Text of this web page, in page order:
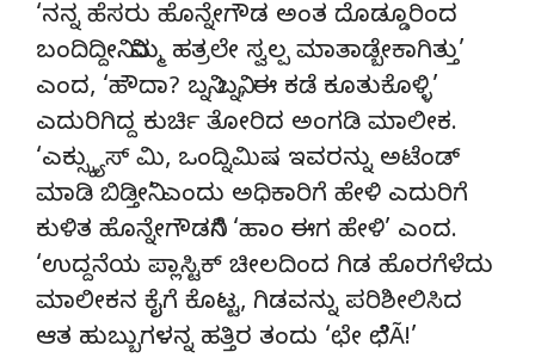
‘ನನ್ನ ಹೆಸರು ಹೊನ್ನೇಗೌಡ ಅಂತ ದೊಡ್ಡೂರಿಂದ
ಬಂದಿದ್ದೀನಿ. ನಿಮ್ಮ ಹತ್ರಲೇ ಸ್ವಲ್ಪ ಮಾತಾಡ್ಬೇಕಾಗಿತ್ತು’
ಎಂದ, ‘ಹೌದಾ? ಬನ್ನಿ ಬನ್ನಿ, ಈ ಕಡೆ ಕೂತುಕೊಳ್ಳಿ’
ಎದುರಿಗಿದ್ದ ಕುರ್ಚಿ ತೋರಿದ ಅಂಗಡಿ ಮಾಲೀಕ.
‘ಎಕ್ಸ್ಕ್ಯುಸ್ ಮಿ, ಒಂದ್ನಿಮಿಷ ಇವರನ್ನು ಅಟೆಂಡ್
ಮಾಡಿ ಬಿಡ್ತೀನಿ’ ಎಂದು ಅಧಿಕಾರಿಗೆ ಹೇಳಿ ಎದುರಿಗೆ
ಕುಳಿತ ಹೊನ್ನೇಗೌಡನಿಗೆ ‘ಹಾಂ ಈಗ ಹೇಳಿ’ ಎಂದ.
‘ಉದ್ದನೆಯ ಪ್ಲಾಸ್ಟಿಕ್ ಚೀಲದಿಂದ ಗಿಡ ಹೊರಗೆಳೆದು
ಮಾಲೀಕನ ಕೈಗೆ ಕೊಟ್ಟ, ಗಿಡವನ್ನು ಪರಿಶೀಲಿಸಿದ
ಆತ ಹುಬ್ಬುಗಳನ್ನ ಹತ್ತಿರ ತಂದು ‘ಛೇ ಛೆೆÃ!’